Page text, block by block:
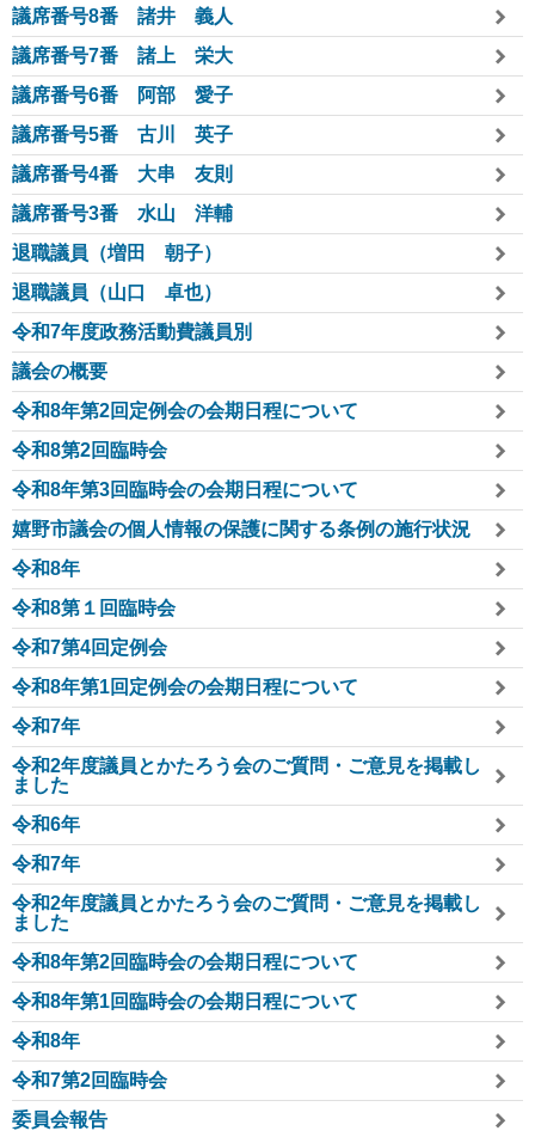
議席番号8番 諸井 義人
議席番号7番 諸上 栄大
議席番号6番 阿部 愛子
議席番号5番 古川 英子
議席番号4番 大串 友則
議席番号3番 水山 洋輔
退職議員（増田 朝子）
退職議員（山口 卓也）
令和7年度政務活動費議員別
議会の概要
令和8年第2回定例会の会期日程について
令和8第2回臨時会
令和8年第3回臨時会の会期日程について
嬉野市議会の個人情報の保護に関する条例の施行状況
令和8年
令和8第１回臨時会
令和7第4回定例会
令和8年第1回定例会の会期日程について
令和7年
令和2年度議員とかたろう会のご質問・ご意見を掲載し
ました
令和6年
令和7年
令和2年度議員とかたろう会のご質問・ご意見を掲載し
ました
令和8年第2回臨時会の会期日程について
令和8年第1回臨時会の会期日程について
令和8年
令和7第2回臨時会
委員会報告